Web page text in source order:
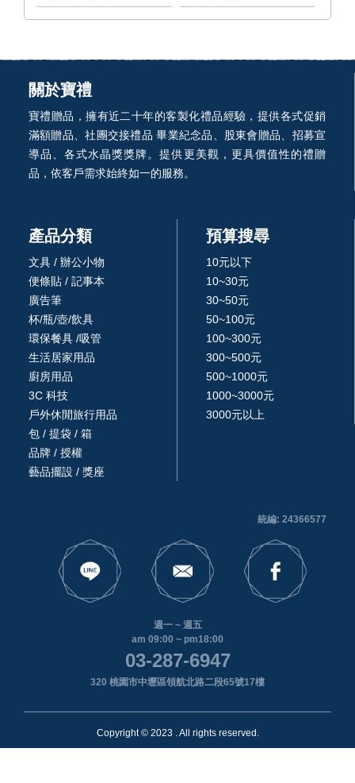
關於寶禮
寶禮贈品，擁有近二十年的客製化禮品經驗，提供各式促銷
滿額贈品、社團交接禮品 畢業紀念品、股東會贈品、招募宣
導品、各式水晶獎獎牌。提供更美觀，更具價值性的禮贈
品，依客戶需求始終如一的服務。
產品分類
文具 / 辦公小物
便條貼 / 記事本
廣告筆
杯/瓶/壺/飲具
環保餐具 /吸管
生活居家用品
廚房用品
3C 科技
戶外休閒旅行用品
包 / 提袋 / 箱
品牌 / 授權
藝品擺設 / 獎座
預算搜尋
10元以下
10~30元
30~50元
50~100元
100~300元
300~500元
500~1000元
1000~3000元
3000元以上
統編: 24366577
週一 ~ 週五
am 09:00 ~ pm18:00
03-287-6947
320 桃園市中壢區領航北路二段65號17樓
Copyright © 2023 . All rights reserved.